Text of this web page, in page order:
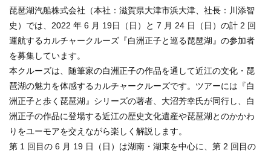
琵琶湖汽船株式会社（本社：滋賀県大津市浜大津、社長：川添智
史）では、2022 年 6 月 19日（日）と 7 月 24 日（日）の計 2 回
運航するカルチャークルーズ『白洲正子と巡る琵琶湖』の参加者
を募集しています。
本クルーズは、随筆家の白洲正子の作品を通して近江の文化・琵
琶湖の魅力を体感するカルチャークルーズです。ツアーには『白
洲正子と歩く琵琶湖』シリーズの著者、大沼芳幸氏が同行し、白
洲正子の作品に登場する近江の歴史文化遺産や琵琶湖とのかかわ
りをユーモアを交えながら楽しく解説します。
第 1 回目の 6 月 19 日（日）は湖南・湖東を中心に、第 2 回目の